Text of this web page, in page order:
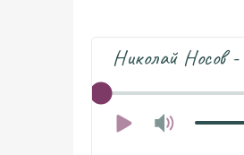
Николай Носов -